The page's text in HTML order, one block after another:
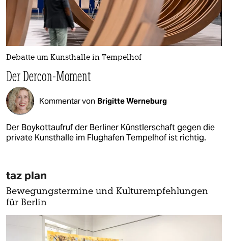
Debatte um Kunsthalle in Tempelhof
­Der Dercon-Moment
Kommentar von Brigitte Werneburg
Der Boykottaufruf der Berliner Künstlerschaft gegen die
private Kunsthalle im Flughafen Tempelhof ist richtig.
taz plan
Bewegungstermine und Kulturempfehlungen
für Berlin